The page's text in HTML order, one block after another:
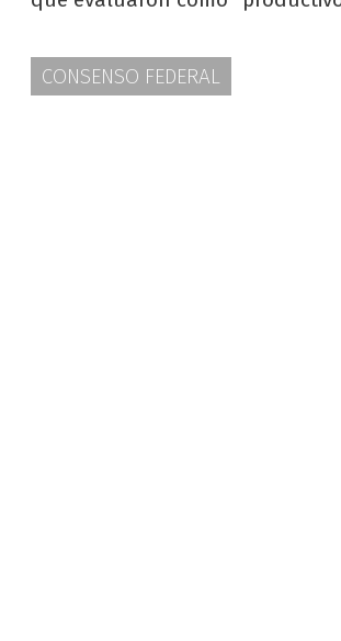
CONSENSO FEDERAL